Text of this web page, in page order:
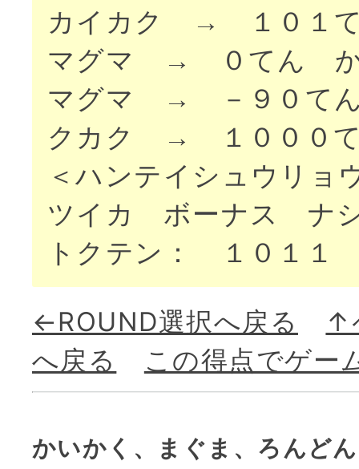
カイカク → １０１
マグマ → ０てん か
マグマ → －９０て
クカク → １０００
＜ハンテイシュウリョ
ツイカ ボーナス ナ
トクテン： １０１１
←ROUND選択へ戻る
↑
へ戻る
この得点でゲー
かいかく、まぐま、ろんど